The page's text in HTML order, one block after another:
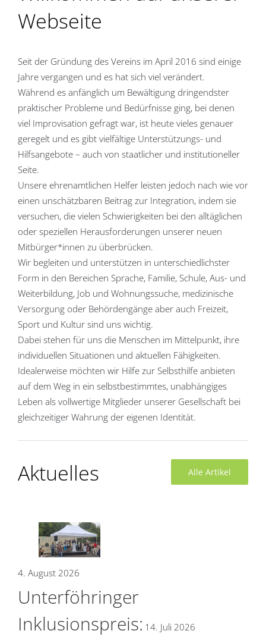
Webseite
Seit der Gründung des Vereins im April 2016 sind einige
Jahre vergangen und es hat sich viel verändert.
Während es anfänglich um Bewältigung dringendster
praktischer Probleme und Bedürfnisse ging, bei denen
viel Improvisation gefragt war, ist heute vieles genauer
geregelt und es gibt vielfältige Unterstützungs- und
Hilfsangebote – auch von staatlicher und institutioneller
Seite.
Unsere ehrenamtlichen Helfer leisten jedoch nach wie vor
einen unschätzbaren Beitrag zur Integration, indem sie
versuchen, die vielen Schwierigkeiten bei den alltäglichen
oder speziellen Herausforderungen unserer neuen
Mitbürger*innen zu überbrücken.
Wir begleiten und unterstützen in unterschiedlichster
Form in den Bereichen Sprache, Familie, Schule, Aus- und
Weiterbildung, Job und Wohnungssuche, medizinische
Versorgung oder Behördengänge aber auch Freizeit,
Sport und Kultur sind uns wichtig.
Dabei stehen für uns die Menschen im Mittelpunkt, ihre
individuellen Situationen und aktuellen Fähigkeiten.
Idealerweise möchten wir Hilfe zur Selbsthilfe anbieten
auf dem Weg in ein selbstbestimmtes, unabhängiges
Leben als vollwertige Mitglieder unserer Gesellschaft bei
gleichzeitiger Wahrung der eigenen Identität.
Aktuelles Alle Artikel
4. August 2026
Unterföhringer
Inklusionspreis: 14. Juli 2026